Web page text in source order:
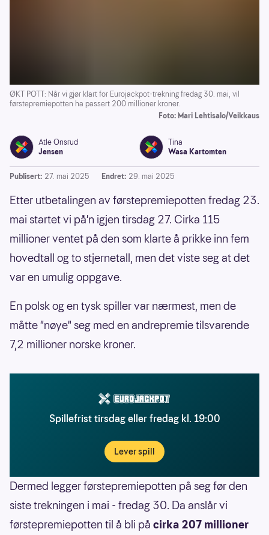
ØKT POTT: Når vi gjør klart for Eurojackpot-trekning fredag 30. mai, vil
førstepremiepotten ha passert 200 millioner kroner.
Foto: Mari Lehtisalo/Veikkaus
Atle Onsrud
Jensen
Tina
Wasa Kartomten
Publisert: 27. mai 2025 Endret: 29. mai 2025
Etter utbetalingen av førstepremiepotten fredag 23.
mai startet vi på'n igjen tirsdag 27. Cirka 115
millioner ventet på den som klarte å prikke inn fem
hovedtall og to stjernetall, men det viste seg at det
var en umulig oppgave.
En polsk og en tysk spiller var nærmest, men de
måtte "nøye" seg med en andrepremie tilsvarende
7,2 millioner norske kroner.
Spillefrist tirsdag eller fredag kl. 19:00
Lever spill
Dermed legger førstepremiepotten på seg før den
siste trekningen i mai - fredag 30. Da anslår vi
førstepremiepotten til å bli på cirka 207 millioner